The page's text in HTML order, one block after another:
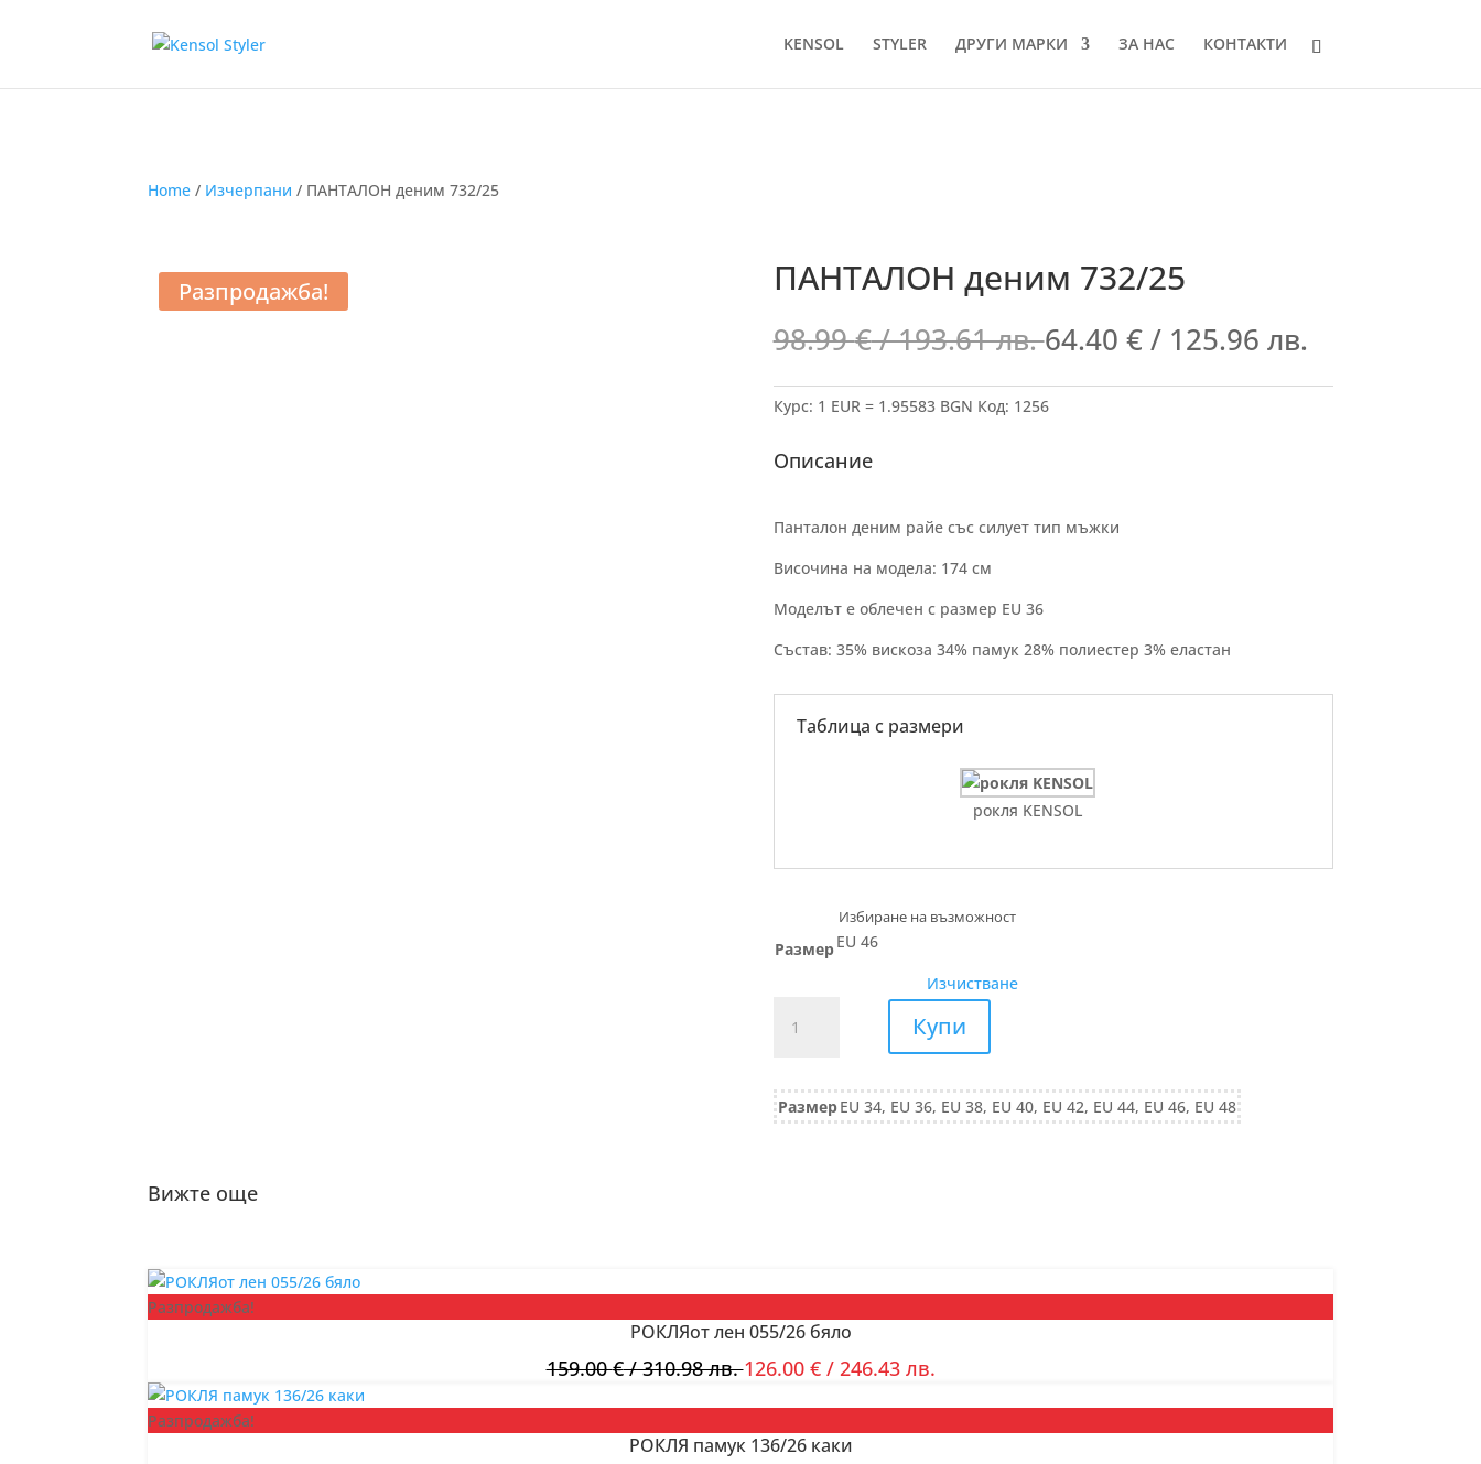
KENSOL STYLER ДРУГИ МАРКИ ЗА НАС КОНТАКТИ
Home / Изчерпани / ПАНТАЛОН деним 732/25
Разпродажба! ПАНТАЛОН деним 732/25
98.99€/ 193.61 лв.64.40 €/ 125.96 лв.
Курс: 1 EUR = 1.95583 BGN Код: 1256
Описание
Панталон деним райе със силует тип мъжки
Височина на модела: 174 см
Моделът е облечен с размер EU 36
Състав: 35% вискоза 34% памук 28% полиестер 3% еластан
Таблица с размери
рокля KENSOL
РазмерEU 46
Изчистване
732/25
Купи
РазмерEU 34, EU 36, EU 38, EU 40, EU 42, EU 44, EU 46, EU 48
Вижте още
Разпродажба!
РОКЛЯот лен 055/26 бяло
159.00€/ 310.98 лв.126.00 €/ 246.43 лв.
Разпродажба!
РОКЛЯ памук 136/26 каки